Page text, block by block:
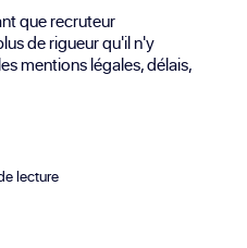
que recruteur
de rigueur qu'il n'y
mentions légales, délais,
lecture